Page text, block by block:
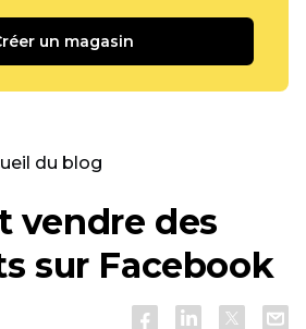
un magasin
du blog
vendre des
sur Facebook